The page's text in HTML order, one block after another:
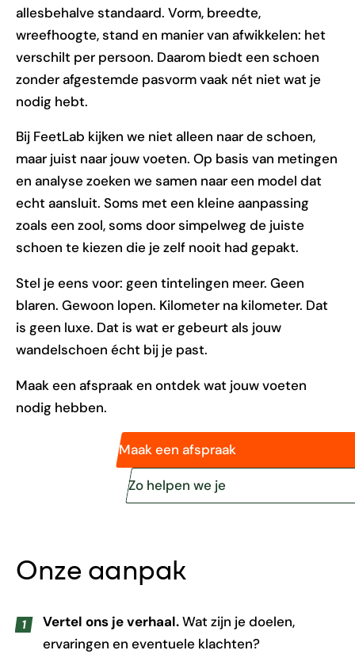
allesbehalve standaard. Vorm, breedte,
wreefhoogte, stand en manier van afwikkelen: het
verschilt per persoon. Daarom biedt een schoen
zonder afgestemde pasvorm vaak nét niet wat je
nodig hebt.
Bij FeetLab kijken we niet alleen naar de schoen,
maar juist naar jouw voeten. Op basis van metingen
en analyse zoeken we samen naar een model dat
echt aansluit. Soms met een kleine aanpassing
zoals een zool, soms door simpelweg de juiste
schoen te kiezen die je zelf nooit had gepakt.
Stel je eens voor: geen tintelingen meer. Geen
blaren. Gewoon lopen. Kilometer na kilometer. Dat
is geen luxe. Dat is wat er gebeurt als jouw
wandelschoen écht bij je past.
Maak een afspraak en ontdek wat jouw voeten
nodig hebben.
Maak een afspraak
Zo helpen we je
Onze aanpak
Vertel ons je verhaal.Wat zijn je doelen,
ervaringen en eventuele klachten?